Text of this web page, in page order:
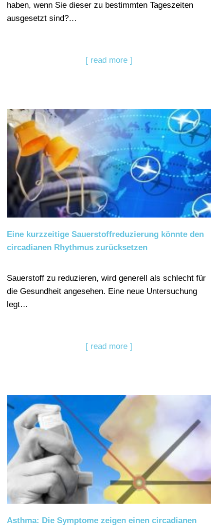
haben, wenn Sie dieser zu bestimmten Tageszeiten
ausgesetzt sind?…
[ read more ]
Eine kurzzeitige Sauerstoffreduzierung könnte den
circadianen Rhythmus zurücksetzen
Sauerstoff zu reduzieren, wird generell als schlecht für
die Gesundheit angesehen. Eine neue Untersuchung
legt…
[ read more ]
Asthma: Die Symptome zeigen einen circadianen